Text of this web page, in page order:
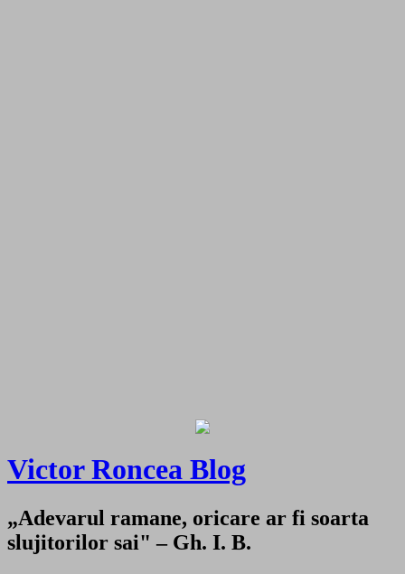
Victor Roncea Blog
„Adevarul ramane, oricare ar fi soarta
slujitorilor sai" – Gh. I. B.